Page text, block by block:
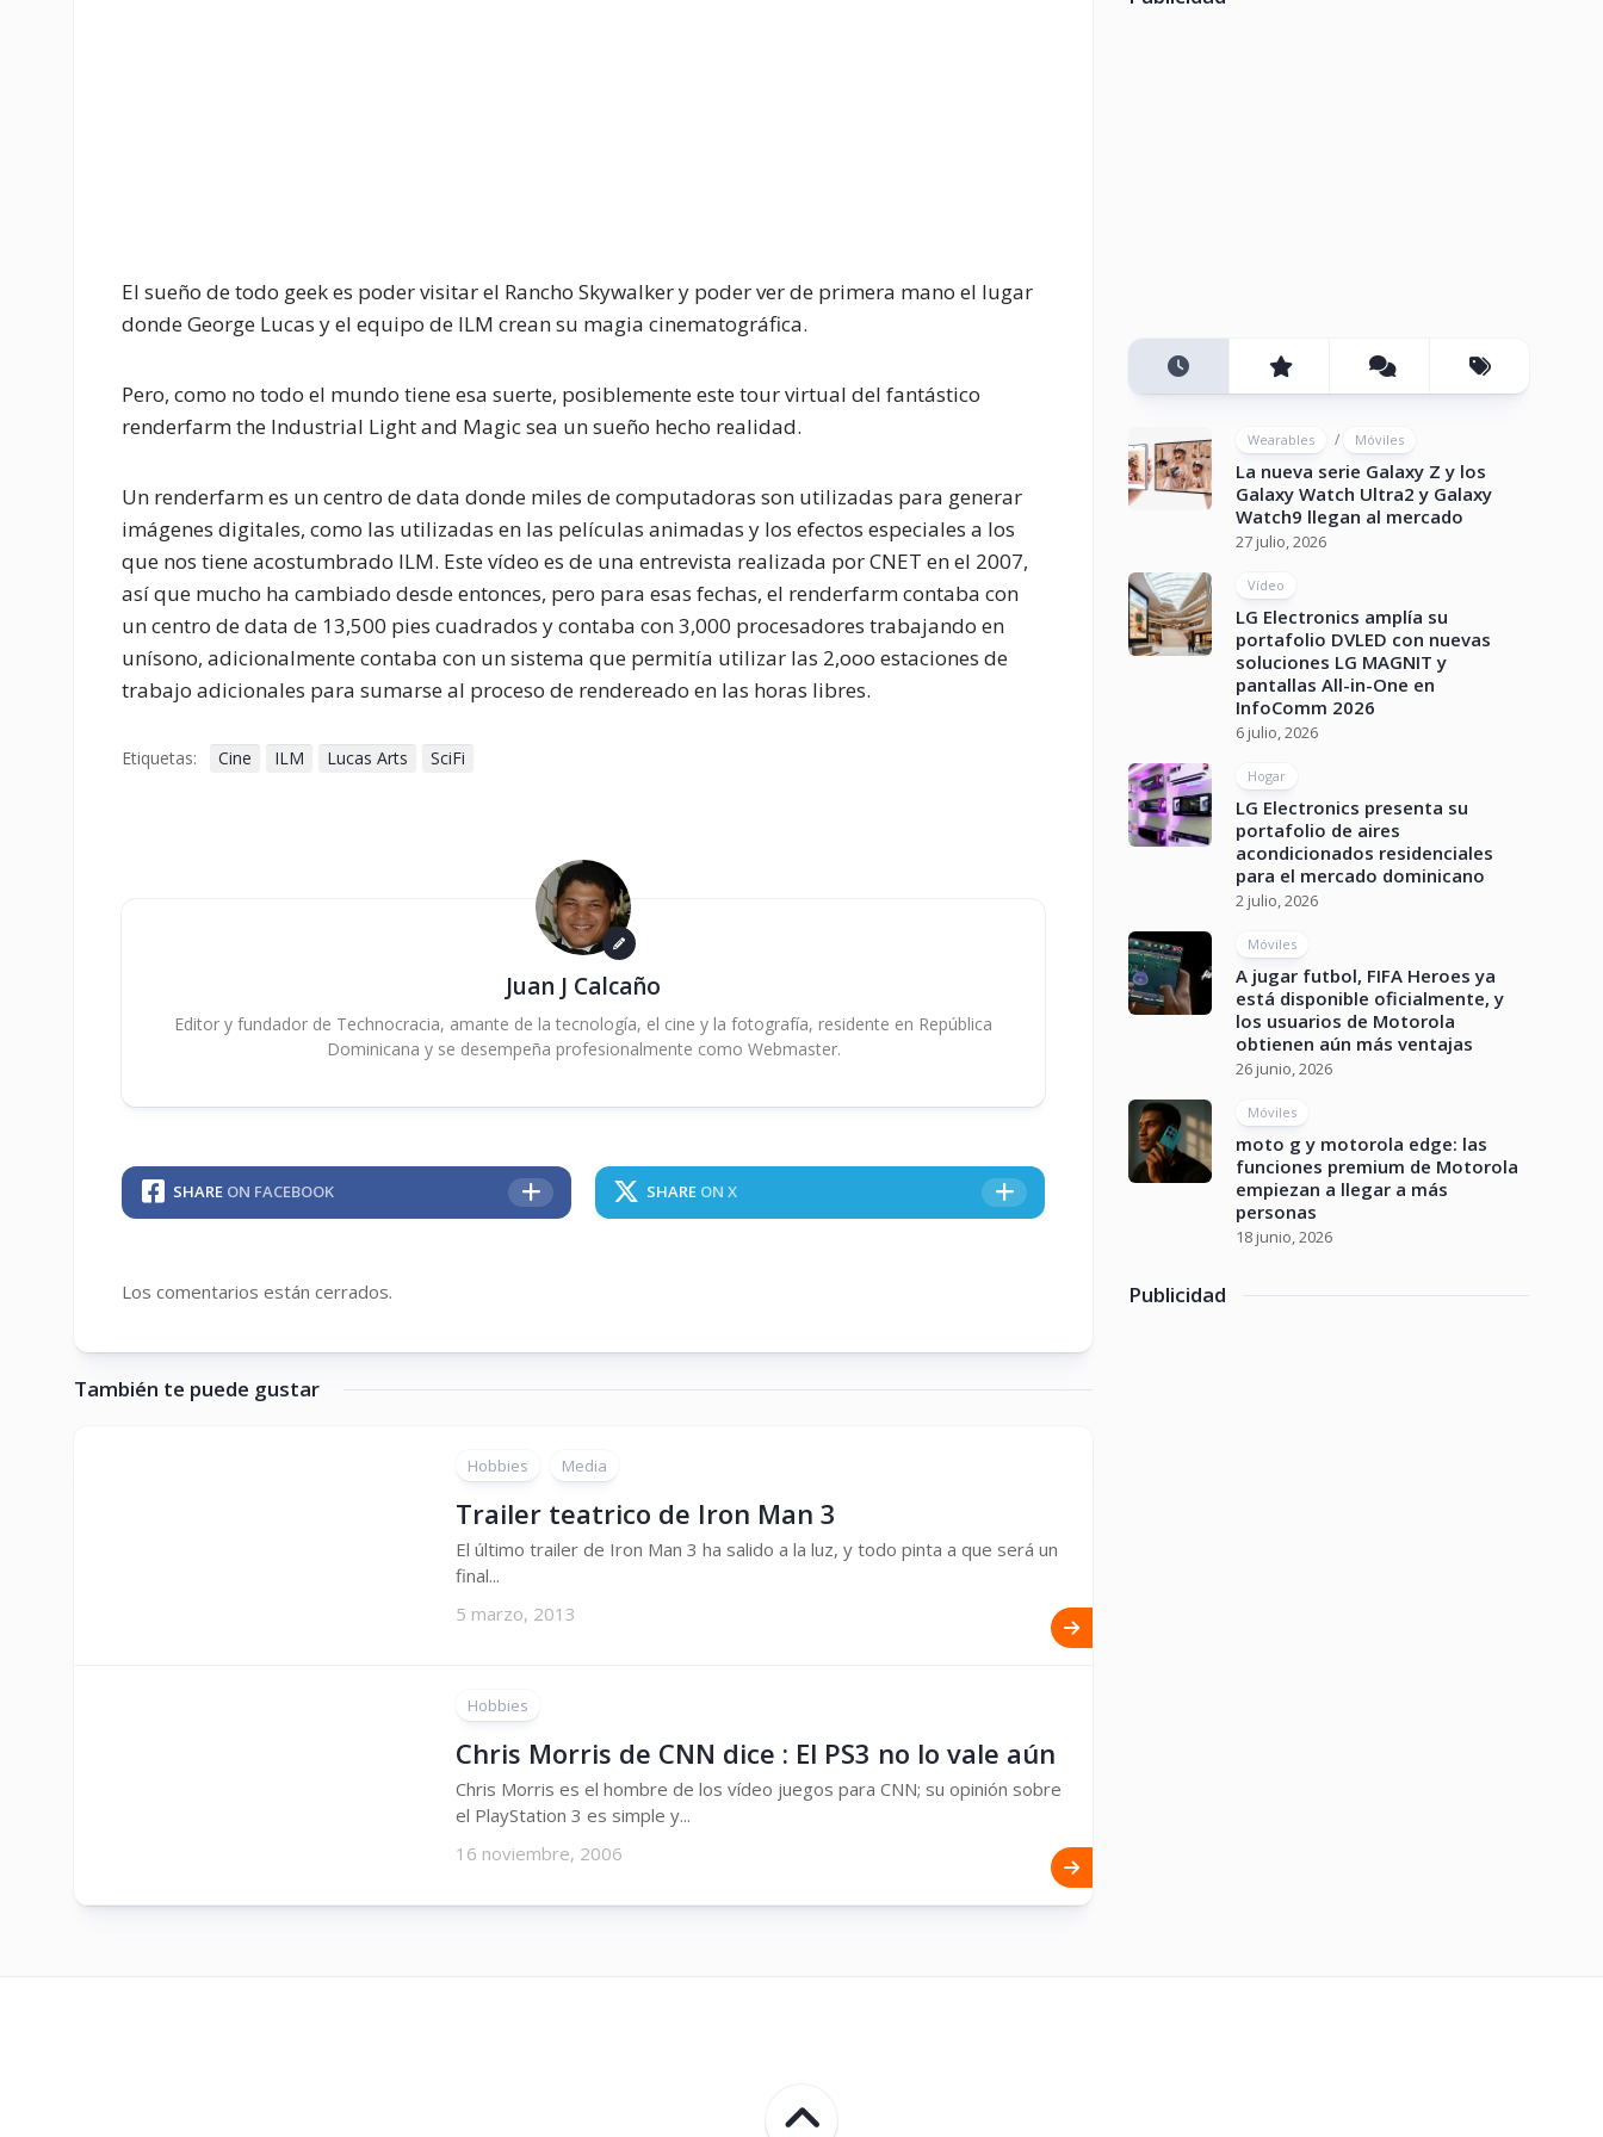
El sueño de todo geek es poder visitar el Rancho Skywalker y poder ver de primera mano el lugar
donde George Lucas y el equipo de ILM crean su magia cinematográfica.
Pero, como no todo el mundo tiene esa suerte, posiblemente este tour virtual del fantástico
renderfarm the Industrial Light and Magic sea un sueño hecho realidad.
Un renderfarm es un centro de data donde miles de computadoras son utilizadas para generar
imágenes digitales, como las utilizadas en las películas animadas y los efectos especiales a los
que nos tiene acostumbrado ILM. Este vídeo es de una entrevista realizada por CNET en el 2007,
así que mucho ha cambiado desde entonces, pero para esas fechas, el renderfarm contaba con
un centro de data de 13,500 pies cuadrados y contaba con 3,000 procesadores trabajando en
unísono, adicionalmente contaba con un sistema que permitía utilizar las 2,ooo estaciones de
trabajo adicionales para sumarse al proceso de rendereado en las horas libres.
Etiquetas: Cine ILM Lucas Arts SciFi
Juan J Calcaño
Editor y fundador de Technocracia, amante de la tecnología, el cine y la fotografía, residente en República
Dominicana y se desempeña profesionalmente como Webmaster.
SHARE ON FACEBOOK SHARE ON X
Los comentarios están cerrados.
También te puede gustar
Hobbies Media
Trailer teatrico de Iron Man 3
El último trailer de Iron Man 3 ha salido a la luz, y todo pinta a que será un
final...
5 marzo, 2013
Hobbies
Chris Morris de CNN dice : El PS3 no lo vale aún
Chris Morris es el hombre de los vídeo juegos para CNN; su opinión sobre
el PlayStation 3 es simple y...
16 noviembre, 2006
Wearables / Móviles
La nueva serie Galaxy Z y los
Galaxy Watch Ultra2 y Galaxy
Watch9 llegan al mercado
27 julio, 2026
Vídeo
LG Electronics amplía su
portafolio DVLED con nuevas
soluciones LG MAGNIT y
pantallas All-in-One en
InfoComm 2026
6 julio, 2026
Hogar
LG Electronics presenta su
portafolio de aires
acondicionados residenciales
para el mercado dominicano
2 julio, 2026
Móviles
A jugar futbol, FIFA Heroes ya
está disponible oficialmente, y
los usuarios de Motorola
obtienen aún más ventajas
26 junio, 2026
Móviles
moto g y motorola edge: las
funciones premium de Motorola
empiezan a llegar a más
personas
18 junio, 2026
Publicidad